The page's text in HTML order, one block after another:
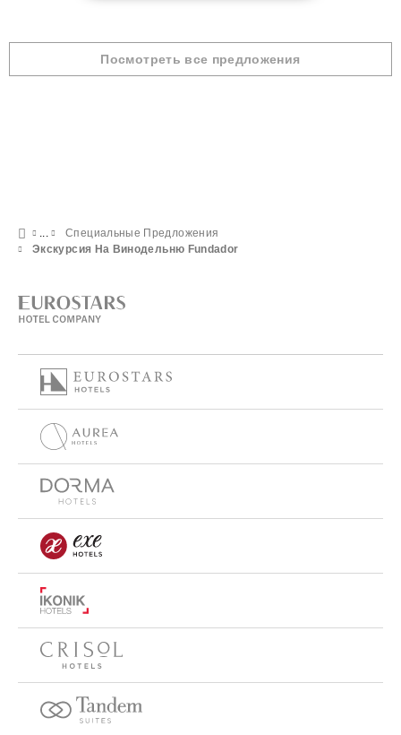
Посмотреть все предложения
Специальные Предложения
Экскурсия На Винодельню Fundador